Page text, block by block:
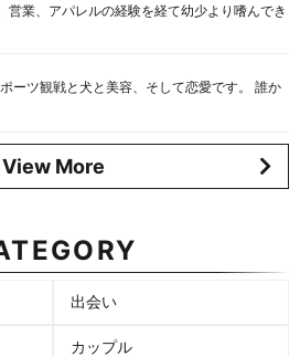
営業、アパレルの経験を経て幼少より嗜んでき
ーツ観戦と犬と美容、そして恋愛です。 誰か
View More
出会い
カップル